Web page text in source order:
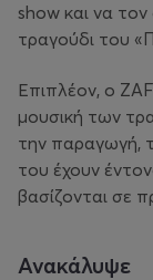
show και να
τραγούδι του
Επιπλέον, ο
μουσική των
την παραγωγή,
του έχουν
βασίζονται σε
Ανακάλυψε